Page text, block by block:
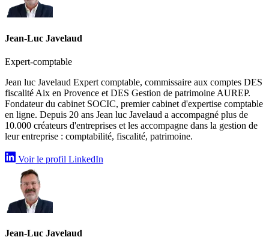
Jean-Luc Javelaud
Expert-comptable
Jean luc Javelaud Expert comptable, commissaire aux comptes DES
fiscalité Aix en Provence et DES Gestion de patrimoine AUREP.
Fondateur du cabinet SOCIC, premier cabinet d'expertise comptable
en ligne. Depuis 20 ans Jean luc Javelaud a accompagné plus de
10.000 créateurs d'entreprises et les accompagne dans la gestion de
leur entreprise : comptabilité, fiscalité, patrimoine.
Voir le profil LinkedIn
Jean-Luc Javelaud